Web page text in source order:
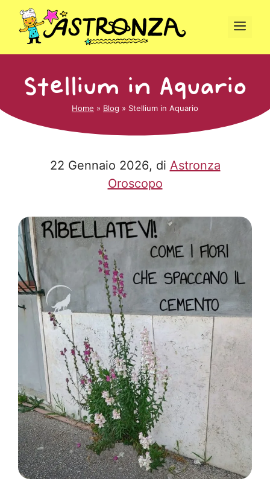
contenuto
Stellium in Aquario
Home » Blog » Stellium in Aquario
22 Gennaio 2026, di Astronza
Oroscopo